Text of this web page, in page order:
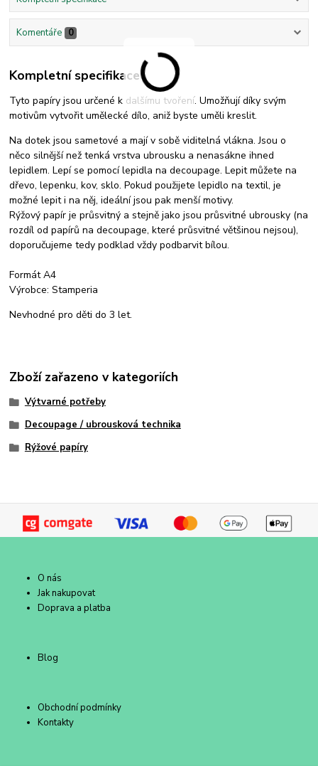
Komentáře 0
Kompletní specifikace
Tyto papíry jsou určené k dalšímu tvoření. Umožňují díky svým
motivům vytvořit umělecké dílo, aniž byste uměli kreslit.
Na dotek jsou sametové a mají v sobě viditelná vlákna. Jsou o
něco silnější než tenká vrstva ubrousku a nenasákne ihned
lepidlem. Lepí se pomocí lepidla na decoupage. Lepit můžete na
dřevo, lepenku, kov, sklo. Pokud použijete lepidlo na textil, je
možné lepit i na něj, ideální jsou pak menší motivy.
Rýžový papír je průsvitný a stejně jako jsou průsvitné ubrousky (na
rozdíl od papírů na decoupage, které průsvitné většinou nejsou),
doporučujeme tedy podklad vždy podbarvit bílou.
Formát A4
Výrobce: Stamperia
Nevhodné pro děti do 3 let.
Zboží zařazeno v kategoriích
Výtvarné potřeby
Decoupage / ubrousková technika
Rýžové papíry
O nás
Jak nakupovat
Doprava a platba
Blog
Obchodní podmínky
Kontakty